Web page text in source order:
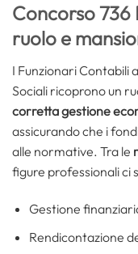
Concorso 736
ruolo e
I Funzionari Contabili
Sociali ricoprono un
corretta gestione
assicurando che i
alle normative. Tra le
figure professionali ci
Gestione
Rendicontazione